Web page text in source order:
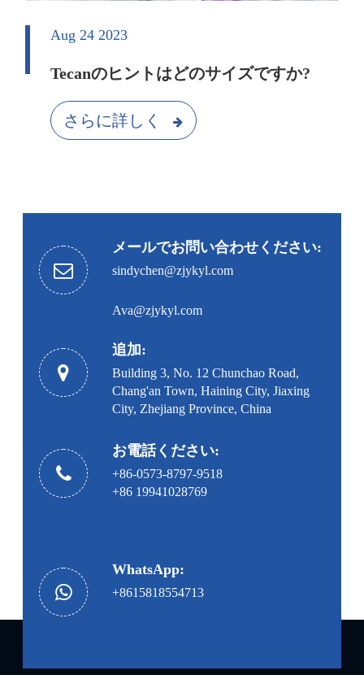
Aug 24 2023
Tecanのヒントはどのサイズですか?
さらに詳しく
メールでお問い合わせください:
sindychen@zjykyl.com
Ava@zjykyl.com
追加:
Building 3, No. 12 Chunchao Road,
Chang'an Town, Haining City, Jiaxing
City, Zhejiang Province, China
お電話ください:
+86-0573-8797-9518
+86 19941028769
WhatsApp:
+8615818554713